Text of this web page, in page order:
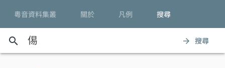
粵音資料集叢 關於 凡例 搜尋
search arrow_forward 搜尋